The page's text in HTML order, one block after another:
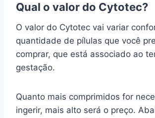
Qual o valor do Cytotec?
O valor do Cytotec vai variar
quantidade de pílulas que você
comprar, que está associado ao
gestação.
Quanto mais comprimidos for
ingerir, mais alto será o preço.